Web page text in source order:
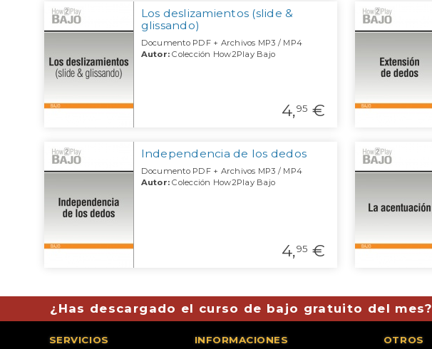
Los deslizamientos (slide &
glissando)
Documento PDF + Archivos MP3 / MP4
Autor: Colección How2Play Bajo
4,95 €
Independencia de los dedos
Documento PDF + Archivos MP3 / MP4
Autor: Colección How2Play Bajo
4,95 €
¿Has descargado el curso de bajo gratuito del mes?
SERVICIOS INFORMACIONES OTROS